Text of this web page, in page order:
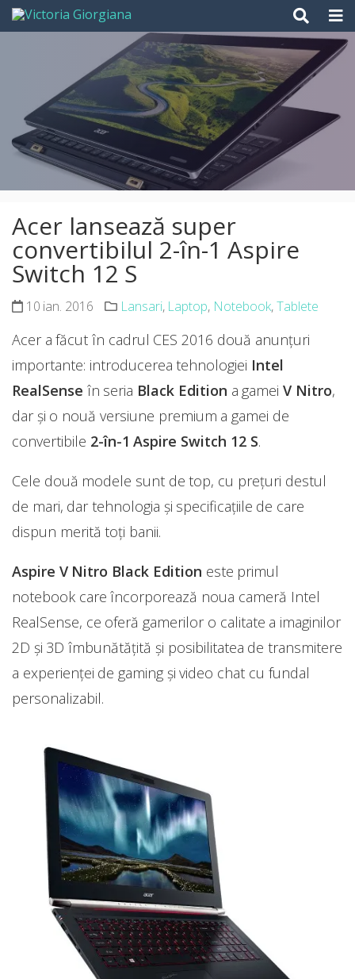
Skip
Acer lansează super
convertibilul 2-în-1 Aspire
Switch 12 S
10 ian. 2016 Lansari, Laptop, Notebook,Tablete
Acer a făcut în cadrul CES 2016 două anunțuri
importante: introducerea tehnologiei Intel
RealSense în seria Black Edition a gamei V Nitro,
dar și o nouă versiune premium a gamei de
convertibile 2-în-1 Aspire Switch 12 S.
Cele două modele sunt de top, cu prețuri destul
de mari, dar tehnologia și specificațiile de care
dispun merită toți banii.
Aspire V Nitro Black Edition este primul
notebook care încorporează noua cameră Intel
RealSense, ce oferă gamerilor o calitate a imaginilor
2D și 3D îmbunătățită și posibilitatea de transmitere
a experienței de gaming și video chat cu fundal
personalizabil.